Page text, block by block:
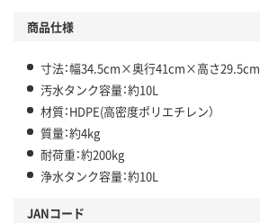
商品仕様
寸法：幅34.5cm×奥行41cm×高さ29.5cm
汚水タンク容量：約10L
材質：HDPE(高密度ポリエチレン）
質量：約4kg
耐荷重：約200kg
浄水タンク容量：約10L
JANコード